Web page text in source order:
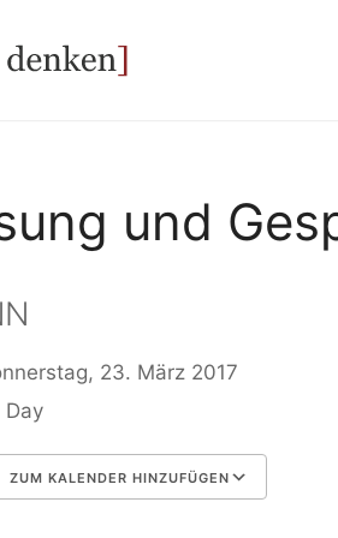
und
23. März 2017
Day
ZUM KALENDER HINZUFÜGEN